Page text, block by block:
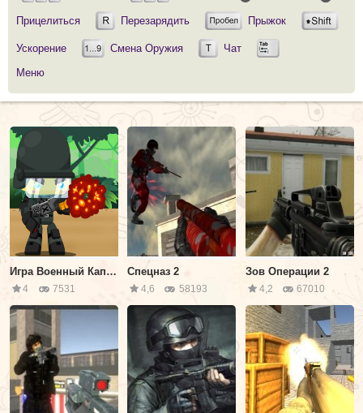
Прицелиться Перезарядить Прыжок
Ускорение Смена Оружия
Чат
Меню
Игра Военный Капитан: Зомби Монстры
4 7531
Спецназ 2
4,6 58193
Зов Операции 2
4,2 67010